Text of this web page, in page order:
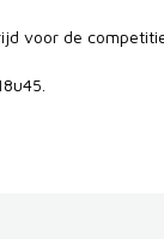
voor de